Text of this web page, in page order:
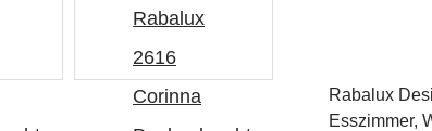
Rabalux
Esszimmer,